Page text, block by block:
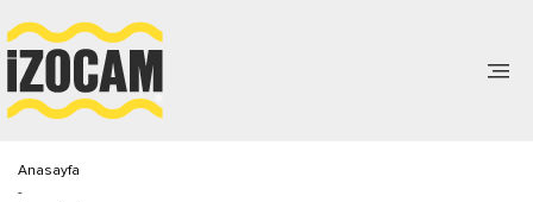
Anasayfa
-